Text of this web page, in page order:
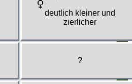
deutlich kleiner und
zierlicher
?